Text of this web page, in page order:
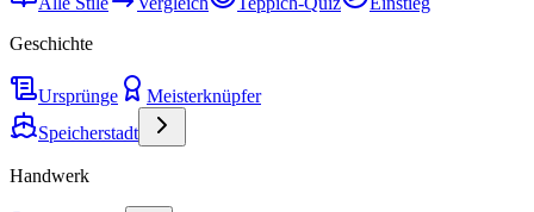
Geschichte
Ursprünge
Meisterknüpfer
Speicherstadt
Handwerk